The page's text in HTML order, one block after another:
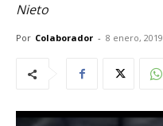
Nieto
Por Colaborador - 8 enero, 2019